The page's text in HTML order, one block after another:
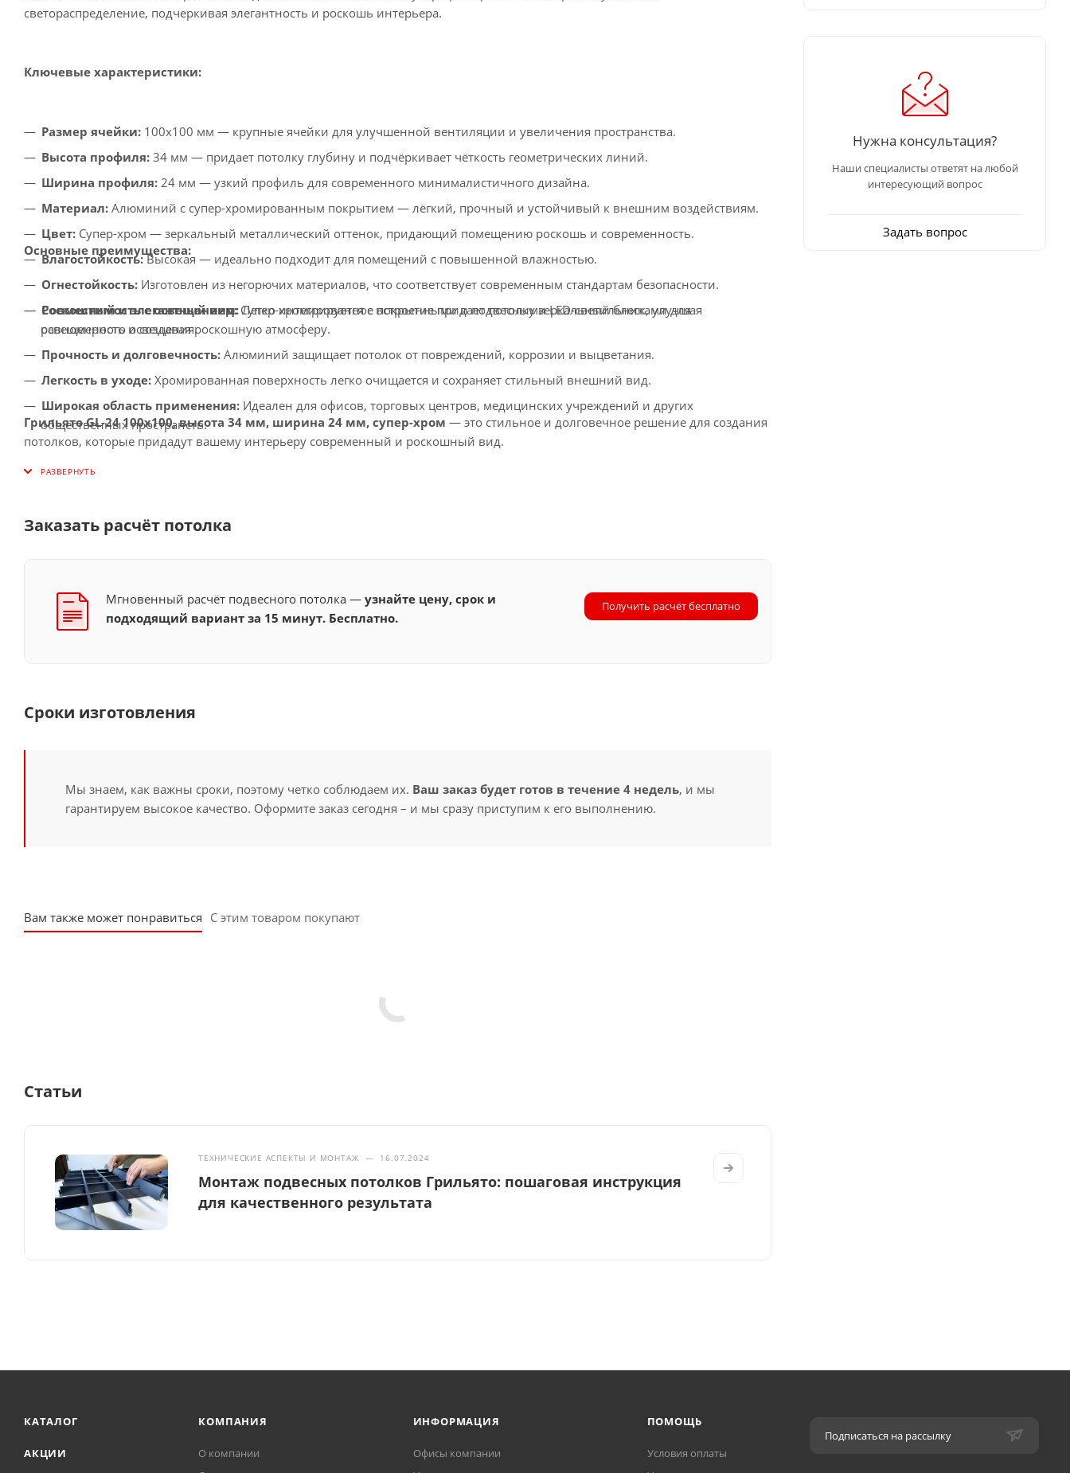
светораспределение, подчеркивая элегантность и роскошь интерьера.
Ключевые характеристики:
Размер ячейки: 100x100 мм — крупные ячейки для улучшенной вентиляции и увеличения пространства.
Высота профиля: 34 мм — придает потолку глубину и подчёркивает чёткость геометрических линий.
Ширина профиля: 24 мм — узкий профиль для современного минималистичного дизайна.
Материал: Алюминий с супер-хромированным покрытием — лёгкий, прочный и устойчивый к внешним воздействиям.
Цвет: Супер-хром — зеркальный металлический оттенок, придающий помещению роскошь и современность.
Влагостойкость:Высокая — идеально подходит для помещений с повышенной влажностью.
Огнестойкость: Изготовлен из негорючих материалов, что соответствует современным стандартам безопасности.
Совместимость с освещением:Легко интегрируется с встроенными и подвесными LED-светильниками для
равномерного освещения.
Основные преимущества:
Роскошный и элегантный вид:Супер-хромированное покрытие придает потолку зеркальный блеск, улучшая
освещенность и создавая роскошную атмосферу.
Прочность и долговечность: Алюминий защищает потолок от повреждений, коррозии и выцветания.
Легкость в уходе: Хромированная поверхность легко очищается и сохраняет стильный внешний вид.
Широкая область применения: Идеален для офисов, торговых центров, медицинских учреждений и других
общественных пространств.
Грильято GL-24 100x100, высота 34 мм, ширина 24 мм, супер-хром — это стильное и долговечное решение для создания
потолков, которые придадут вашему интерьеру современный и роскошный вид.
Заказать расчёт потолка
Мгновенный расчёт подвесного потолка —узнайте цену, срок и
подходящий вариант за 15 минут. Бесплатно.
Получить расчёт бесплатно
Сроки изготовления
Мы знаем, как важны сроки, поэтому четко соблюдаем их. Ваш заказ будет готов в течение 4 недель, и мы
гарантируем высокое качество. Оформите заказ сегодня – и мы сразу приступим к его выполнению.
Вам также может понравиться С этим товаром покупают
Статьи
ТЕХНИЧЕСКИЕ АСПЕКТЫ И МОНТАЖ — 16.07.2024
Монтаж подвесных потолков Грильято: пошаговая инструкция
для качественного результата
Нужна консультация?
Наши специалисты ответят на любой
интересующий вопрос
Задать вопрос
КАТАЛОГ
АКЦИИ
КОМПАНИЯ
О компании
ИНФОРМАЦИЯ
Офисы компании
ПОМОЩЬ
Условия оплаты
Подписаться на рассылку